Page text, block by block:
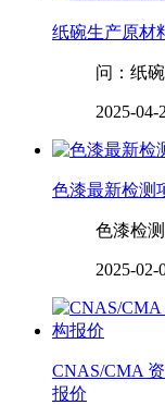
纸碗生产原材
问：纸
2025-04-
色漆最新检测
色漆检
2025-02-
CNAS/CMA
报价